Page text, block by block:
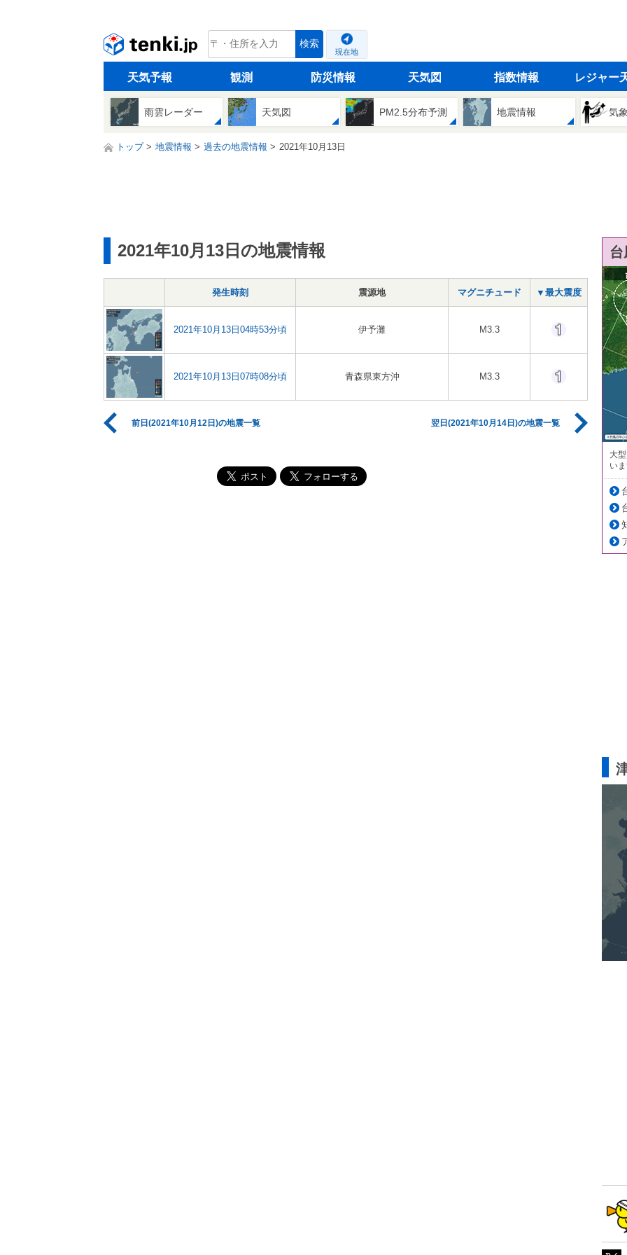
tenki.jp 検索
現在地
天気予報 観測 防災情報 天気図 指数情報 レジャー
雨雲レーダー 天気図 PM2.5分布予測 地震情報 気
トップ 地震情報 過去の地震情報 2021年10月13日
2021年10月13日の地震情報
発生時刻 震源地 マグニチュード ▼最大震度
2021年10月13日04時53分頃 伊予灘 M3.3
2021年10月13日07時08分頃 青森県東方沖 M3.3
前日(2021年10月12日)の地震一覧 翌日(2021年10月14日)の地震一覧
大
い